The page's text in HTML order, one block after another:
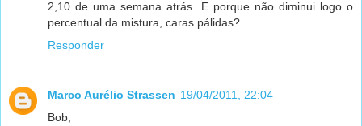
2,10 de uma semana atrás. E porque não diminui logo o
percentual da mistura, caras pálidas?
Responder
Marco Aurélio Strassen 19/04/2011, 22:04
Bob,